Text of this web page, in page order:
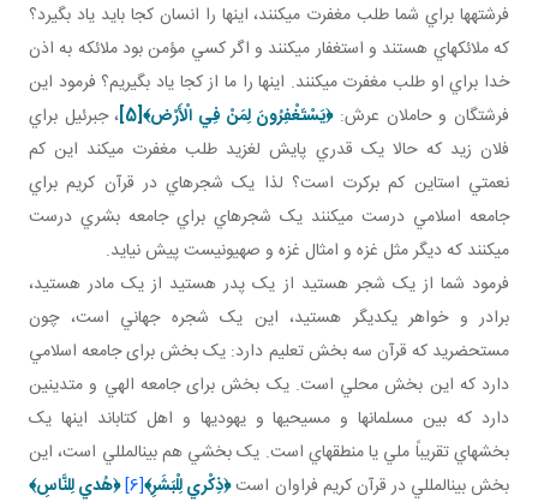
فرشته ها براي شما طلب مغفرت مي کنند، اينها را انسان کجا بايد ياد بگيرد؟
که ملائکه اي هستند و استغفار مي کنند و اگر کسي مؤمن بود ملائکه به اذن
خدا براي او طلب مغفرت مي کنند. اينها را ما از کجا ياد بگيريم؟ فرمود اين
فرشتگان و حاملان عرش:﴿يَسْتَغْفِرُونَ لِمَنْ فِي الْأَرْض‏﴾[5]
، جبرئيل براي
فلان زيد که حالا يک قدري پايش لغزيد طلب مغفرت مي کند اين کم
نعمتي استاين کم برکرت است؟ لذا يک شجره اي در قرآن کريم براي
جامعه اسلامي درست مي کنند يک شجره اي براي جامعه بشري درست
مي کنند که ديگر مثل غزه و امثال غزه و صهيونيست پيش نيايد.
فرمود شما از يک شجر هستيد از يک پدر هستيد از يک مادر هستيد،
برادر و خواهر يکديگر هستيد، اين يک شجره جهاني است، چون
مستحضريد که قرآن سه بخش تعليم دارد: يک بخش برای جامعه اسلامي
دارد که اين بخش محلي است. يک بخش برای جامعه الهي و متدينين
دارد که بين مسلمان ها و مسيحي ها و يهودي ها و اهل کتاب اند اينها يک
بخش هاي تقريباً ملي يا منطقه اي است. يک بخشي هم بين المللي است، اين
بخش بين المللي در قرآن کريم فراوان است﴿ذِكْري‏ لِلْبَشَرِ﴾[6] ﴿هُدي لِلنَّاسِ﴾